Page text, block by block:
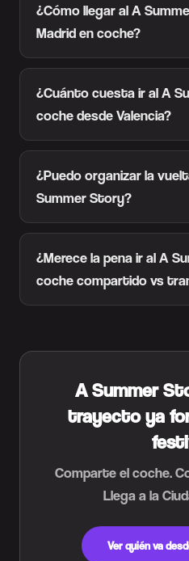
¿Cómo llegar al A
Madrid en coche?
¿Cuánto cuesta ir al A
coche desde Valencia?
¿Puedo organizar la
Summer Story?
¿Merece la pena ir al A
coche compartido vs
A Summer
trayecto ya
Comparte el coche.
Llega a la
Ver quién va